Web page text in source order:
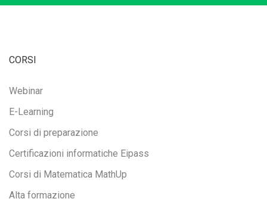
CORSI
Webinar
E-Learning
Corsi di preparazione
Certificazioni informatiche Eipass
Corsi di Matematica MathUp
Alta formazione